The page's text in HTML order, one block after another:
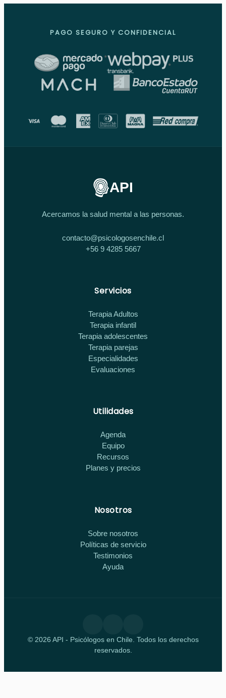
PAGO SEGURO Y CONFIDENCIAL
API
Acercamos la salud mental a las personas.
contacto@psicologosenchile.cl
+56 9 4285 5667
Servicios
Terapia Adultos
Terapia infantil
Terapia adolescentes
Terapia parejas
Especialidades
Evaluaciones
Utilidades
Agenda
Equipo
Recursos
Planes y precios
Nosotros
Sobre nosotros
Políticas de servicio
Testimonios
Ayuda
© 2026 API - Psicólogos en Chile. Todos los derechos
reservados.